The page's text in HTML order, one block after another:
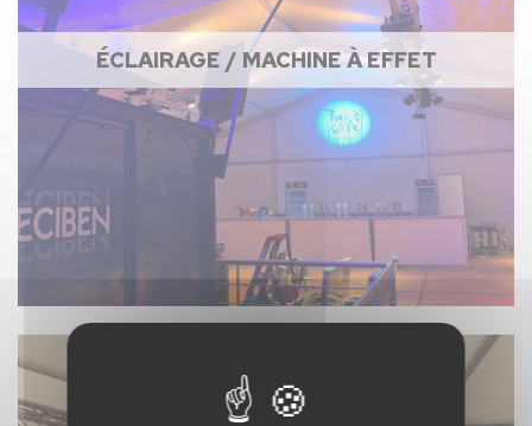
ÉCLAIRAGE / MACHINE À EFFET